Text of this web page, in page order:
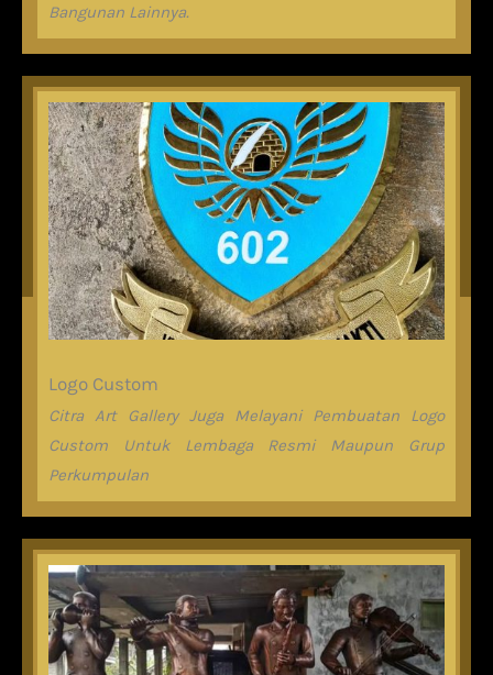
Bangunan Lainnya.
Logo Custom
Citra Art Gallery Juga Melayani Pembuatan Logo
Custom Untuk Lembaga Resmi Maupun Grup
Perkumpulan